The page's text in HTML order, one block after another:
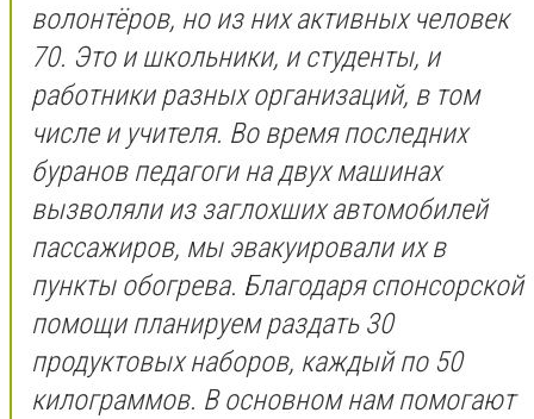
волонтёров, но из них активных человек
70. Это и школьники, и студенты, и
работники разных организаций, в том
числе и учителя. Во время последних
буранов педагоги на двух машинах
вызволяли из заглохших автомобилей
пассажиров, мы эвакуировали их в
пункты обогрева. Благодаря спонсорской
помощи планируем раздать 30
продуктовых наборов, каждый по 50
килограммов. В основном нам помогают